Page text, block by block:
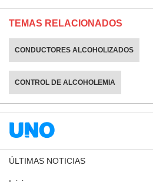
TEMAS RELACIONADOS
CONDUCTORES ALCOHOLIZADOS
CONTROL DE ALCOHOLEMIA
ÚLTIMAS NOTICIAS